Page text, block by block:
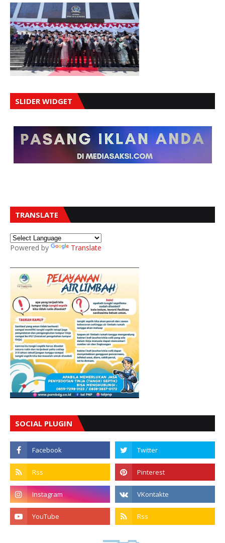
SLIDER WIDGET
TRANSLATE
Powered by Translate
SOCIAL PLUGIN